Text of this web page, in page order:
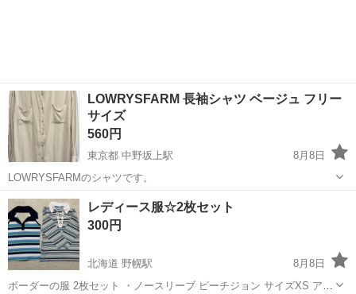
LOWRYSFARM 長袖シャツ ベージュ フリー
サイズ
560円
東京都 中野坂上駅
8月8日
LOWRYSFARMのシャツです。
東京 中野区 中野坂上駅 シャツ
レディース服☆2枚セット
300円
北海道 野幌駅
8月8日
ボーダーの服 2枚セット ・ノースリーブ ピーチジョン サイズXS アク